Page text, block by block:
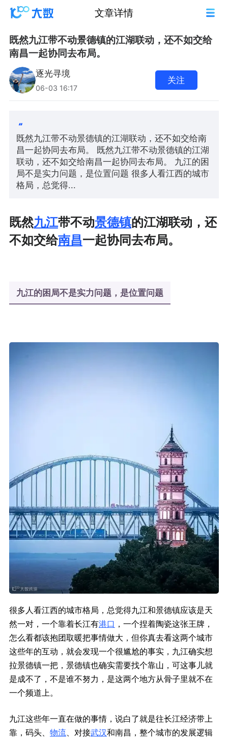
文章详情
既然九江带不动景德镇的江湖联动，还不如交给
南昌一起协同去布局。
逐光寻境
06-03 16:17
关注
既然九江带不动景德镇的江湖联动，还不如交给南
昌一起协同去布局。 既然九江带不动景德镇的江湖
联动，还不如交给南昌一起协同去布局。 九江的困
局不是实力问题，是位置问题 很多人看江西的城市
格局，总觉得...
既然九江带不动景德镇的江湖联动，还
不如交给南昌一起协同去布局。
九江的困局不是实力问题，是位置问题
很多人看江西的城市格局，总觉得九江和景德镇应该是天
然一对，一个靠着长江有港口 ，一个捏着陶瓷这张王牌，
怎么看都该抱团取暖把事情做大，但你真去看这两个城市
这些年的互动，就会发现一个很尴尬的事实，九江确实想
拉景德镇一把，景德镇也确实需要找个靠山，可这事儿就
是成不了，不是谁不努力，是这两个地方从骨子里就不在
一个频道上。
九江这些年一直在做的事情，说白了就是往长江经济带上
靠，码头、 物流、对接武汉和南昌，整个城市的发展逻辑